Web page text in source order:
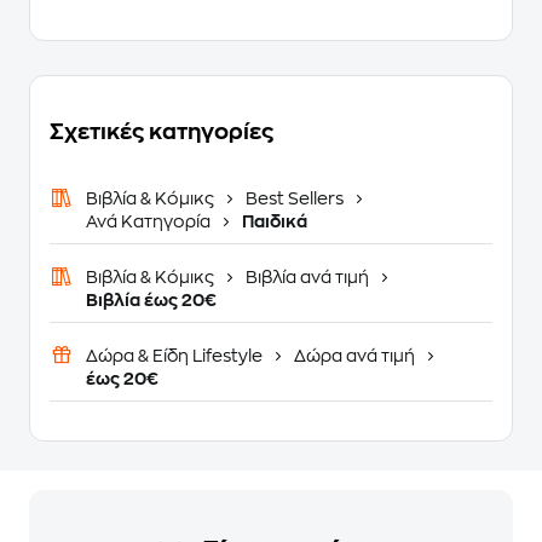
Σχετικές κατηγορίες
Βιβλία & Κόμικς
Best Sellers
Ανά Κατηγορία
Παιδικά
Βιβλία & Κόμικς
Βιβλία ανά τιμή
Βιβλία έως 20€
Δώρα & Είδη Lifestyle
Δώρα ανά τιμή
έως 20€